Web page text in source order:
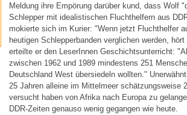
Meldung ihre Empörung darüber kund, dass Wolf
Schlepper mit idealistischen Fluchthelfern aus
mokierte sich im Kurier: "Wenn jetzt Fluchthelfer
heutigen Schlepperbanden verglichen werden,
erteilte er den LeserInnen Geschichtsunterricht:
zwischen 1962 und 1989 mindestens 251
Deutschland West übersiedeln wollten."
25 Jahren alleine im Mittelmeer schätzungsweise
versucht haben von Afrika nach Europa zu
DDR-Zeiten genauso wenig gegangen wie heute.